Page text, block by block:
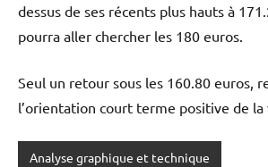
dessus de ses récents plus hauts à
pourra aller chercher les 180 euros.
Seul un retour sous les 160.80 euros,
l’orientation court terme positive de la
Analyse graphique et technique